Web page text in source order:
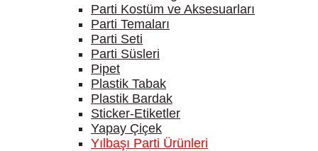
Parti Kostüm ve Aksesuarları
Parti Temaları
Parti Seti
Parti Süsleri
Pipet
Plastik Tabak
Plastik Bardak
Sticker-Etiketler
Yapay Çiçek
Yılbaşı Parti Ürünleri